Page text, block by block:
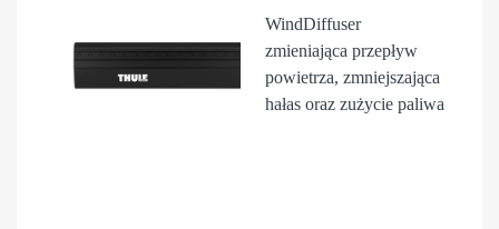
WindDiffuser
zmieniająca przepływ
powietrza, zmniejszająca
hałas oraz zużycie paliwa